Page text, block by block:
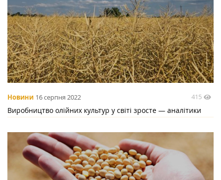
Новини 16 серпня 2022 415
Виробництво олійних культур у світі зросте — аналітики